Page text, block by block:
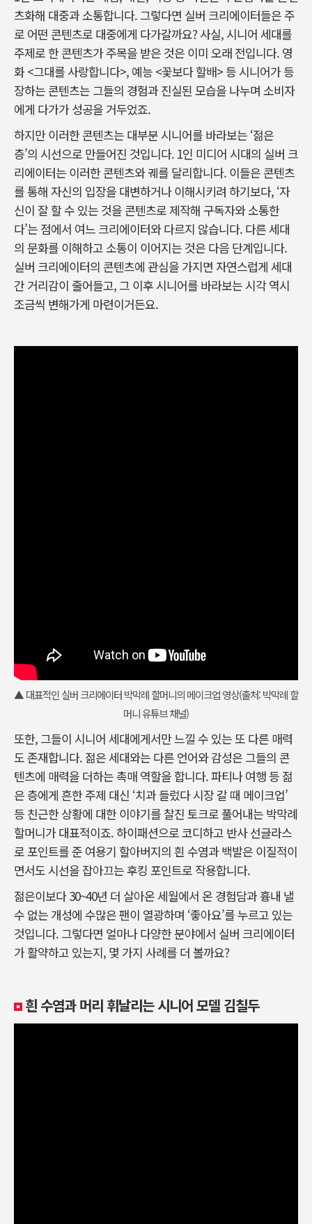
츠화해 대중과 소통합니다. 그렇다면 실버 크리에이터들은 주
로 어떤 콘텐츠로 대중에게 다가갈까요? 사실, 시니어 세대를
주제로 한 콘텐츠가 주목을 받은 것은 이미 오래 전입니다. 영
화 <그대를 사랑합니다>, 예능 <꽃보다 할배> 등 시니어가 등
장하는 콘텐츠는 그들의 경험과 진실된 모습을 나누며 소비자
에게 다가가 성공을 거두었죠.
하지만 이러한 콘텐츠는 대부분 시니어를 바라보는 ‘젊은
층’의 시선으로 만들어진 것입니다. 1인 미디어 시대의 실버 크
리에이터는 이러한 콘텐츠와 궤를 달리합니다. 이들은 콘텐츠
를 통해 자신의 입장을 대변하거나 이해시키려 하기보다, ‘자
신이 잘 할 수 있는 것을 콘텐츠로 제작해 구독자와 소통한
다’는 점에서 여느 크리에이터와 다르지 않습니다. 다른 세대
의 문화를 이해하고 소통이 이어지는 것은 다음 단계입니다.
실버 크리에이터의 콘텐츠에 관심을 가지면 자연스럽게 세대
간 거리감이 줄어들고, 그 이후 시니어를 바라보는 시각 역시
조금씩 변해가게 마련이거든요.
▲ 대표적인 실버 크리에이터 박막례 할머니의 메이크업 영상(출처: 박막례 할
머니 유튜브 채널)
또한, 그들이 시니어 세대에게서만 느낄 수 있는 또 다른 매력
도 존재합니다. 젊은 세대와는 다른 언어와 감성은 그들의 콘
텐츠에 매력을 더하는 촉매 역할을 합니다. 파티나 여행 등 젊
은 층에게 흔한 주제 대신 ‘치과 들렀다 시장 갈 때 메이크업’
등 친근한 상황에 대한 이야기를 찰진 토크로 풀어내는 박막례
할머니가 대표적이죠. 하이패션으로 코디하고 반사 선글라스
로 포인트를 준 여용기 할아버지의 흰 수염과 백발은 이질적이
면서도 시선을 잡아끄는 후킹 포인트로 작용합니다.
젊은이보다 30~40년 더 살아온 세월에서 온 경험담과 흉내 낼
수 없는 개성에 수많은 팬이 열광하며 ‘좋아요’를 누르고 있는
것입니다. 그렇다면 얼마나 다양한 분야에서 실버 크리에이터
가 활약하고 있는지, 몇 가지 사례를 더 볼까요?
흰 수염과 머리 휘날리는 시니어 모델 김칠두